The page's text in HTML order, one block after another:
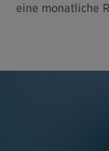
eine monatliche